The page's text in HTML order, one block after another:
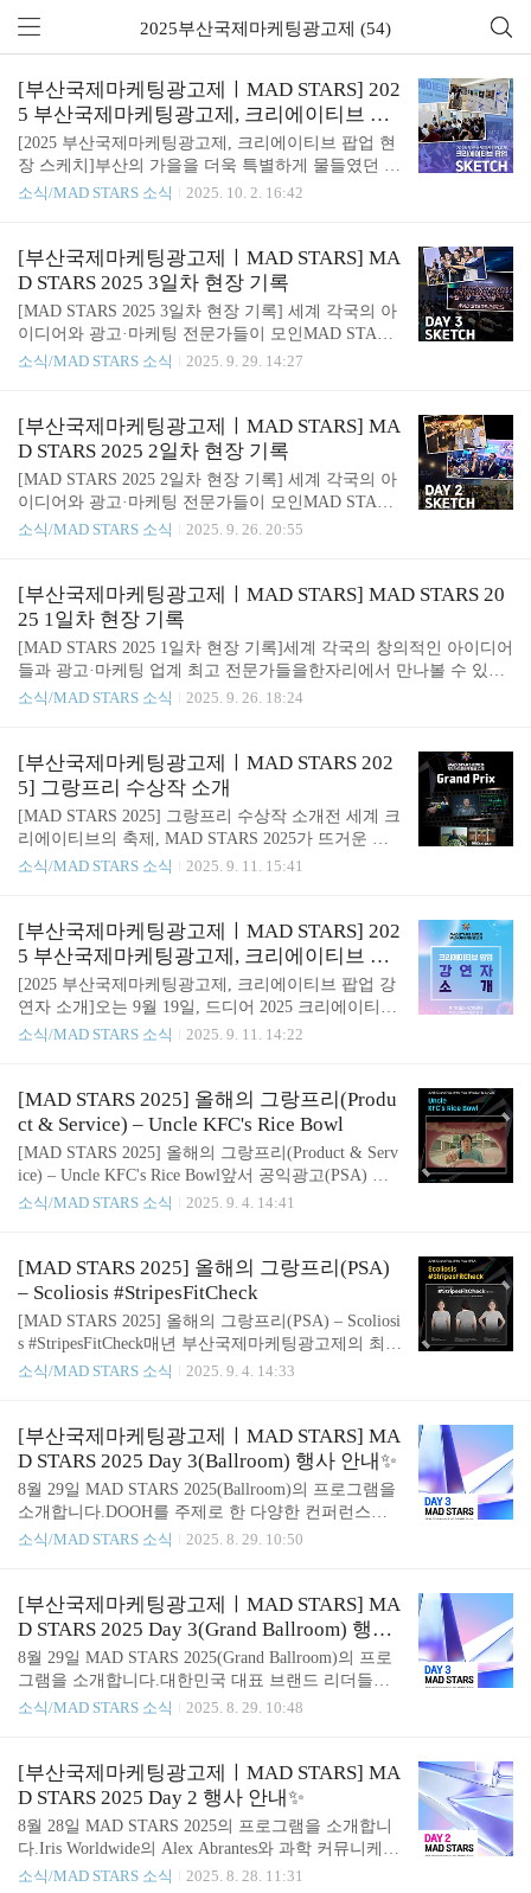
2025부산국제마케팅광고제 (54)
[부산국제마케팅광고제ㅣMAD STARS] 202
5 부산국제마케팅광고제, 크리에이티브 팝
업 돌아보기
[2025 부산국제마케팅광고제, 크리에이티브 팝업 현
장 스케치]부산의 가을을 더욱 특별하게 물들였던 20
25 부산국제마케팅광고제, 크리에이티브 팝업! 누구
볼 수 있어 더욱 특별했는데요! 세상을 바꾸는 창의
적인 광고들이 모인 MAD STARS 주요 수상작 & 광
고 카피 전시부터국내 광고·마케팅 전문가들의 생생
한 강연까지!잊지 못할 순간들로 채워진 현장, 과연
어떤 모습이었을지 궁금하시죠?😊 지금부터 2025 부
산국제마케팅광고제, 크리에이티브 팝업의 특별한
광고제, 크리에이티브 팝업은지난 9월 19일(금) ~ 9
월 21일(일), 부산근현대역사관 별관에서 열렸습니..
소식/MAD STARS 소식 2025. 10. 2. 16:42
[부산국제마케팅광고제ㅣMAD STARS] MA
D STARS 2025 3일차 현장 기록
[MAD STARS 2025 3일차 현장 기록] 세계 각국의 아
이디어와 광고·마케팅 전문가들이 모인MAD STARS
2025, 그 열기는 마지막 날인 3일 차에도 이어졌습니
는데요.다채로운 프로그램이 이어지며 참가자들의
열정은 끝까지 이어졌습니다.대단원의 막을 내린 3
일 차, 그 특별한 순간들을 함께 만나볼까요?✨ *** Y
OUNG STARS & NEW STARS Special Session[YOUN
G STARS 심사위원장 스페셜 세션] 신발이 아닌 '믿
음'을 팔아라(Livio Grossi, Group Executive Creative D
소식/MAD STARS 소식 2025. 9. 29. 14:27
[부산국제마케팅광고제ㅣMAD STARS] MA
D STARS 2025 2일차 현장 기록
[MAD STARS 2025 2일차 현장 기록] 세계 각국의 아
이디어와 광고·마케팅 전문가들이 모인MAD STARS
2025, 그 열기는 둘째 날에도 이어졌습니다.🔥 첫날
지며 참가자들의 열정이 한층 더 빛났습니다.그 풍성
했던 둘째 날 순간들, 함께 만나볼까요?😊 ***YOUN
G STARS & NEW STARS 심사Young Stars젊은세대
(Young Adults) 대상 전자담배 건강 위해성 인식을 높
이기 위한 캠페인 아이디어New StarsAI 시대, 두려움
을 넘어서 이해와 참여를 이끄는 캠페인 기획 둘째
NG STARS & NEW STARS 참가자들은..
소식/MAD STARS 소식 2025. 9. 26. 20:55
[부산국제마케팅광고제ㅣMAD STARS] MAD STARS 20
25 1일차 현장 기록
[MAD STARS 2025 1일차 현장 기록]세계 각국의 창의적인 아이디어
들과 광고·마케팅 업계 최고 전문가들을한자리에서 만나볼 수 있었
던 MAD STARS 2025! 잊지 못할 크리에이티브한 순간들과 뜨거운
순간들을 지금부터 생생하게 들려드릴게요.✨​ 8월 27일, 기다리고
기다렸던 MAD STARS 2025가아름다운 오션뷰를 자랑하는 시그니
엘 부산을 무대로 펼쳐졌습니다. 올해는 출범 이후 첫 시도로, 전문
가들을 위한 행사와일반 시민들이 함께할 수 있는 행사를 나누어 진
행했는데요.덕분에 전문성은 한층 깊어졌고, 동시에 시민들에게는
더욱 친근하게 다가갈 수 있었답니다..
소식/MAD STARS 소식 2025. 9. 26. 18:24
[부산국제마케팅광고제ㅣMAD STARS 202
5] 그랑프리 수상작 소개
[MAD STARS 2025] 그랑프리 수상작 소개전 세계 크
리에이티브의 축제, MAD STARS 2025가 뜨거운 관
심 속에 성황리에 막을 내렸습니다.앞서 최고 영예상
그랑프리(Grand Prix) 수상작들을 살펴보려 합니다.
✨ 올해 그랑프리 작품들은 기술과 창의성을 결합해
실제 삶과 사회에 파급력 있는 변화를 만들어낸 캠페
인이라는 점에서 더욱 의미가 큽니다. 그렇다면 올해
MAD STARS 2025의 그랑프리 주인공은 어떤 작품들
일까요?지금부터 함께 만나보시죠! MAD STARS 202
소식/MAD STARS 소식 2025. 9. 11. 15:41
[부산국제마케팅광고제ㅣMAD STARS] 202
5 부산국제마케팅광고제, 크리에이티브 팝
업 강연자 소개
[2025 부산국제마케팅광고제, 크리에이티브 팝업 강
연자 소개]오는 9월 19일, 드디어 2025 크리에이티브
팝업이 막을 올립니다! ✨ 올해 처음 선보이는 크리
데요.대학생은 물론, 부산을 찾은 시민 모두에게 열
려 있습니다. 이번 팝업에서는 MAD STARS 주요 수
상작 전시,마음을 사로잡는 광고 카피 전시,그리고
평소 쉽게 만나기 어려웠던 국내 광고·마케팅 전문가
들의 특별 강연까지다채로운 프로그램이 준비되어
있습니다. 그렇다면 이번 무대를 빛내줄 강연자들은
자​를 소개해드립니다! 🤗 ​[2025 크리에이티브 팝업]-
대학생 및 일반인 대상 프로그램(무료)..
소식/MAD STARS 소식 2025. 9. 11. 14:22
[MAD STARS 2025] 올해의 그랑프리(Produ
ct & Service) – Uncle KFC's Rice Bowl
[MAD STARS 2025] 올해의 그랑프리(Product & Serv
ice) – Uncle KFC's Rice Bowl앞서 공익광고(PSA) 부
문 올해의 그랑프리를 살펴봤다면,이번에는 제품·서
e Bowl’​은 기발한 유머와 문화적 통찰을 바탕으로브
랜드를 태국인의 일상 속으로 스며들게 만든 작품으
로,MAD STARS 2025 Product & Service 부문 올해의
그랑프리를 차지했습니다. 과연 어떤 스토리와 아이
디어로 심사위원들의 만장일치 선택을 받았을까요?
함께 살펴보시죠! Uncle KFC’s Rice Bowl· 출품국가 :
소식/MAD STARS 소식 2025. 9. 4. 14:41
[MAD STARS 2025] 올해의 그랑프리(PSA)
– Scoliosis #StripesFitCheck
[MAD STARS 2025] 올해의 그랑프리(PSA) – Scoliosi
s #StripesFitCheck매년 부산국제마케팅광고제의 최고
영예상인 올해의 그랑프리(Grand Prix of the Year)에
요. * Product & Service(P&S) 부문: SOLUTION / STR
ATEGY / DIVERSE INSIGHTS / VIDEO / PIVOT Gro
up 中 최우수 1작품* PSA 부문: PSA Group 中 최우수
1작품 MULLENLOWE TREYNA가 SCOLIOSIS PHI
LIPPINES와 함께한‘Scoliosis #StripesFitCheck’ 캠페
인이MAD ..
소식/MAD STARS 소식 2025. 9. 4. 14:33
[부산국제마케팅광고제ㅣMAD STARS] MA
D STARS 2025 Day 3(Ballroom) 행사 안내✨
8월 29일 MAD STARS 2025(Ballroom)의 프로그램을
소개합니다.DOOH를 주제로 한 다양한 컨퍼런스와
함께 클로징파티가 진행될 예정입니다.​◾13:00｜이승
크)​◾14:30｜LIVE BOARD Inc.의 Nakaba Karasawa◾1
5:00｜박현(현대퓨처넷)​◾19:00｜클로징파티​​📅 MAD
STARS 20252025년 8월 27일(수) ~ 8월 29일(금) ｜
시그니엘 부산 및 해운대 일원👉🏻MAD STARS 2025
홈페이지 바로 가기👈🏻
소식/MAD STARS 소식 2025. 8. 29. 10:50
[부산국제마케팅광고제ㅣMAD STARS] MA
D STARS 2025 Day 3(Grand Ballroom) 행사
안내✨
8월 29일 MAD STARS 2025(Grand Ballroom)의 프로
그램을 소개합니다.대한민국 대표 브랜드 리더들의
CMO 세션, 방송인 노홍철의 강연을 비롯한 다양한
00｜임혜순(투썸플레이스)​◾14:30｜[CMO in Flux] 변
화의 파도를 타는 리더의 시선서권석(티빙), 전준범
(아워홈), 조준형(쏘카)​◾15:00｜Dentsu Inc.의 Yusuke
Sato◾15:30｜Eva Nosidam - VaynerX의 Andrea Ogunba
dejo◾16:00｜노홍철(방송인)​◾16:30｜AI 시대 속 Besp
oke AI 캠페인이 헤리티지를 만드는 법김연아(광고
소식/MAD STARS 소식 2025. 8. 29. 10:48
[부산국제마케팅광고제ㅣMAD STARS] MA
D STARS 2025 Day 2 행사 안내✨
8월 28일 MAD STARS 2025의 프로그램을 소개합니
다.Iris Worldwide의 Alex Abrantes와 과학 커뮤니케이
터 궤도의 강연을 비롯한다양한 컨퍼런스와 함께 '네
소식/MAD STARS 소식 2025. 8. 28. 11:31